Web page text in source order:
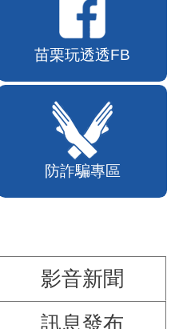
苗栗玩透透FB
防詐騙專區
影音新聞
訊息發布